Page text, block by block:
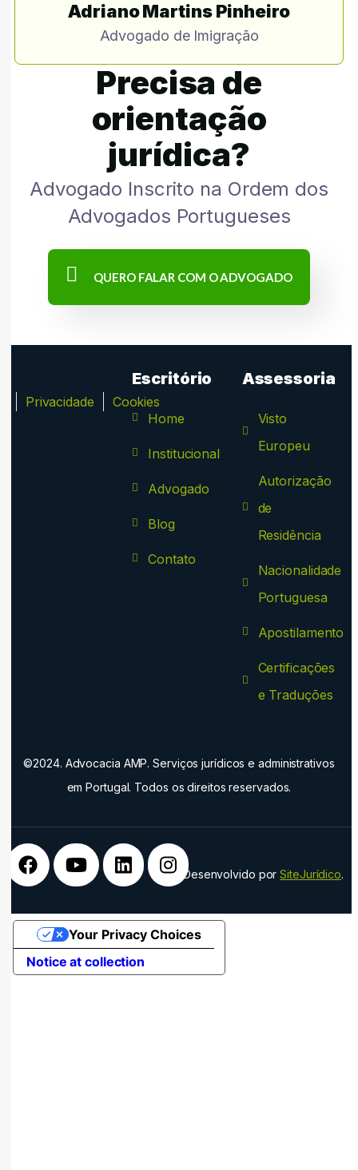
Adriano Martins Pinheiro
Advogado de Imigração
Precisa de
orientação
jurídica?
Advogado Inscrito na Ordem dos
Advogados Portugueses
QUERO FALAR COM O ADVOGADO
Privacidade Cookies
Escritório
Home
Institucional
Advogado
Blog
Contato
Assessoria
Visto
Europeu
Autorização
de
Residência
Nacionalidade
Portuguesa
Apostilamento
Certificações
e Traduções
©2024. Advocacia AMP. Serviços jurídicos e administrativos
em Portugal. Todos os direitos reservados.
Desenvolvido porSiteJurídico.
Notice at collection
Your Privacy Choices